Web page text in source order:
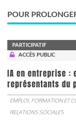
POUR
PARTICIPATIF
ACCÈS PUBLIC
IA en entreprise :
représentants du
EMPLOI, FORMATION ET
RELATIONS SOCIALES